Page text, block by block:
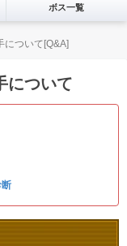
ボス一覧
について[Q&A]
について
断